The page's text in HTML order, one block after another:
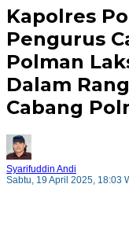
Kapolres
Pengurus
Polman
Dalam
Cabang
Syarifuddin Andi
Sabtu, 19 April 2025, 18:03